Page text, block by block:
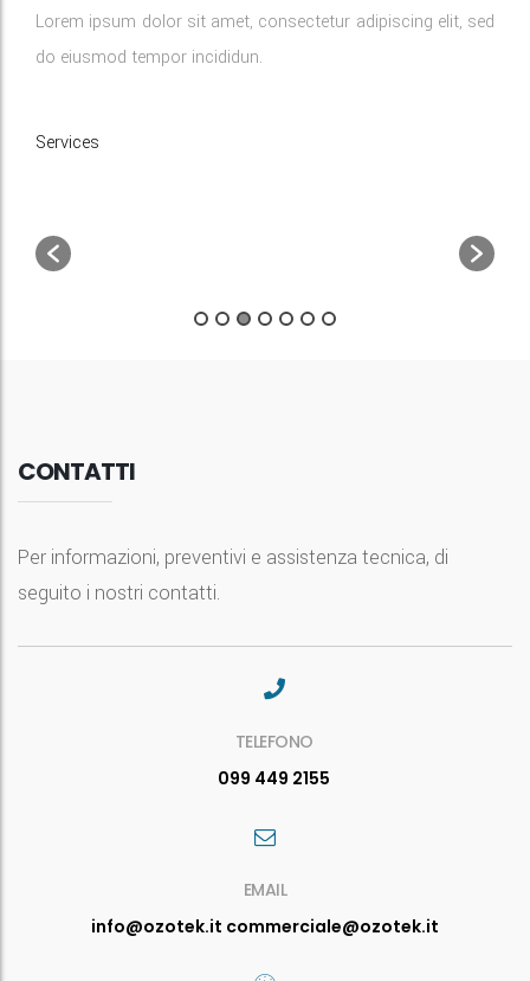
Lorem ipsum dolor sit amet, consectetur adipiscing elit, sed
do eiusmod tempor incididun.
Services
CONTATTI
Per informazioni, preventivi e assistenza tecnica, di
seguito i nostri contatti.
TELEFONO
099 449 2155
EMAIL
info@ozotek.it commerciale@ozotek.it